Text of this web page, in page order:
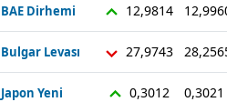
BAE Dirhemi 12,9814
Bulgar Levası 27,9743
Japon Yeni 0,3012 0,3021